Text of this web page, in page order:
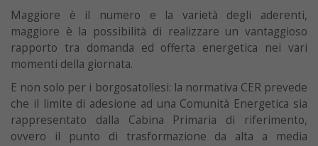
Maggiore è il numero e la varietà degli aderenti,
maggiore è la possibilità di realizzare un vantaggioso
rapporto tra domanda ed offerta energetica nei vari
momenti della giornata.
E non solo per i borgosatollesi: la normativa CER prevede
che il limite di adesione ad una Comunità Energetica sia
rappresentato dalla Cabina Primaria di riferimento,
ovvero il punto di trasformazione da alta a media